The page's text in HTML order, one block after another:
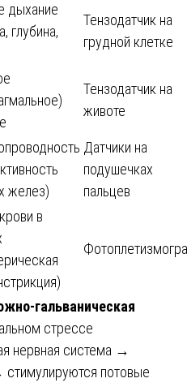
дыхание
глубина,
Тензодатчик на
грудной клетке
Тензодатчик на
животе
желез)
Датчики на
подушечках
пальцев
в
гальваническая
стрессе
нервная система →
потовые